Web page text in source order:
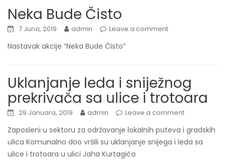
Neka Bude Čisto
7 Juna, 2019 admin Leave a comment
Nastavak akcije “Neka Bude Čisto”
Uklanjanje leda i sniježnog
prekrivača sa ulice i trotoara
29 Januara, 2019 admin Leave a comment
Zaposleni u sektoru za održavanje lokalnih puteva i gradskih
ulica Komunalno doo vršili su uklanjanje snijega i leda sa
ulice i trotoara u ulici Jaha Kurtagića